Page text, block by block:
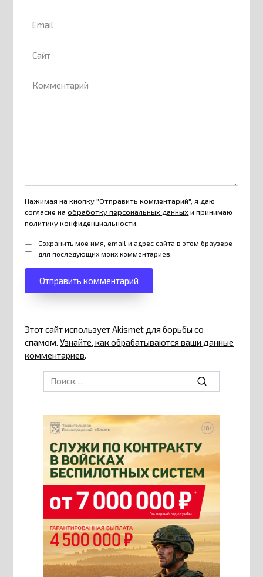
*
Email
*
Сайт
Комментарий
Нажимая на кнопку "Отправить комментарий", я даю
согласие наобработку персональных данных и принимаю
политику конфиденциальности
Сохранить моё имя, email и адрес сайта в этом браузере
для последующих моих комментариев.
Этот сайт использует Akismet для борьбы со
спамом.Узнайте, как обрабатываются ваши данные
комментариев.
Search
for: